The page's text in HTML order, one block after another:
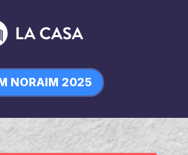
NORAIM 2025